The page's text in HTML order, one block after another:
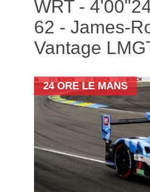
WRT -
62 - James-
Vantage
24 ORE LE MANS